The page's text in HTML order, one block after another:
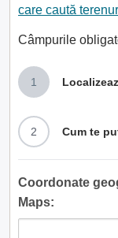
care caută
Câmpurile
1
2 Cum te
Coordonate
Maps: